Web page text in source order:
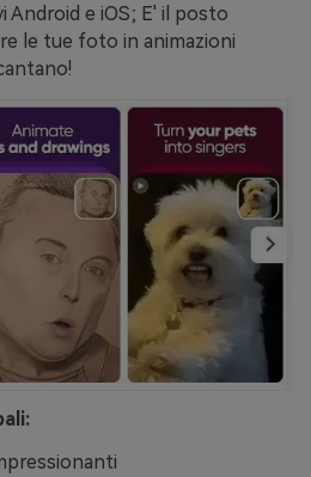
Android e iOS; E' il posto
le tue foto in animazioni